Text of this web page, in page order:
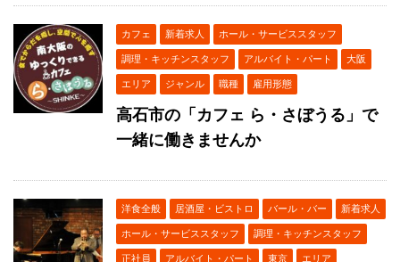
カフェ 新着求人 ホール・サービススタッフ
調理・キッチンスタッフ アルバイト・パート 大阪
エリア ジャンル 職種 雇用形態
高石市の「カフェ ら・さぼうる」で
一緒に働きませんか
洋食全般 居酒屋・ビストロ バール・バー 新着求人
ホール・サービススタッフ 調理・キッチンスタッフ
正社員 アルバイト・パート 東京 エリア